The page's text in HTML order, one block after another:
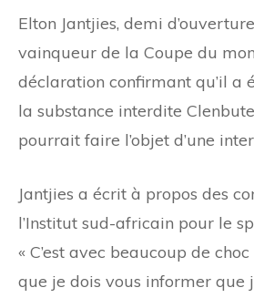
Elton Jantjies, demi
vainqueur de la Coupe du
déclaration confirmant qu’il a
la substance interdite
pourrait faire l’objet d’une
Jantjies a écrit à propos des
l’Institut sud-africain pour le
« C’est avec beaucoup de
que je dois vous informer que